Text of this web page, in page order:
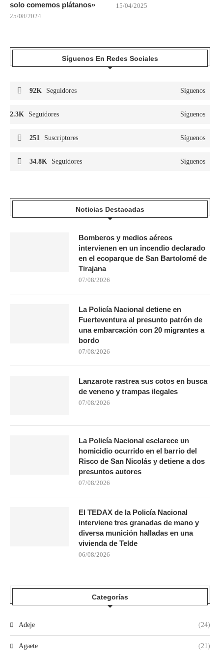
solo comemos plátanos»
25/08/2024
15/04/2025
Síguenos En Redes Sociales
92K Seguidores Síguenos
2.3K Seguidores Síguenos
251 Suscriptores Síguenos
34.8K Seguidores Síguenos
Noticias Destacadas
Bomberos y medios aéreos
intervienen en un incendio declarado
en el ecoparque de San Bartolomé de
Tirajana
07/08/2026
La Policía Nacional detiene en
Fuerteventura al presunto patrón de
una embarcación con 20 migrantes a
bordo
07/08/2026
Lanzarote rastrea sus cotos en busca
de veneno y trampas ilegales
07/08/2026
La Policía Nacional esclarece un
homicidio ocurrido en el barrio del
Risco de San Nicolás y detiene a dos
presuntos autores
07/08/2026
El TEDAX de la Policía Nacional
interviene tres granadas de mano y
diversa munición halladas en una
vivienda de Telde
06/08/2026
Categorías
Adeje (24)
Agaete (21)